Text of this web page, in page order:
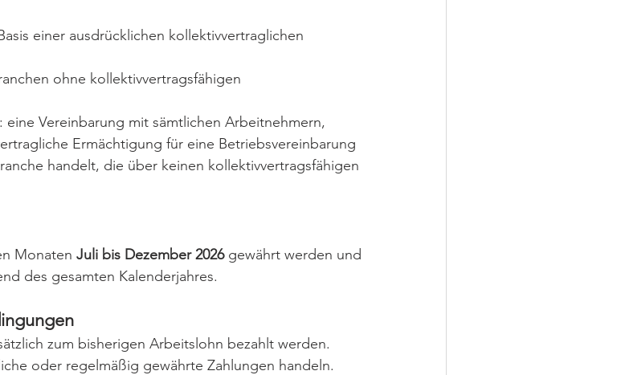
einer ausdrücklichen kollektivvertraglichen
ohne kollektivvertragsfähigen
Vereinbarung mit sämtlichen Arbeitnehmern,
Ermächtigung für eine Betriebsvereinbarung
handelt, die über keinen kollektivvertragsfähigen
Monaten Juli bis Dezember 2026 gewährt werden und
des gesamten Kalenderjahres.
zum bisherigen Arbeitslohn bezahlt werden.
oder regelmäßig gewährte Zahlungen handeln.